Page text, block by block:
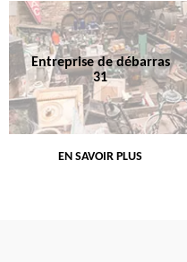
Entreprise de débarras
31
EN SAVOIR PLUS